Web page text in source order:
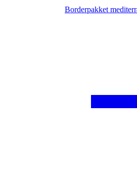
Borderpakket